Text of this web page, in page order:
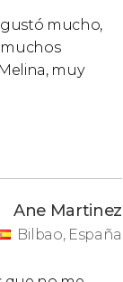
gustó mucho,
muy
Ane Martinez
Bilbao, España